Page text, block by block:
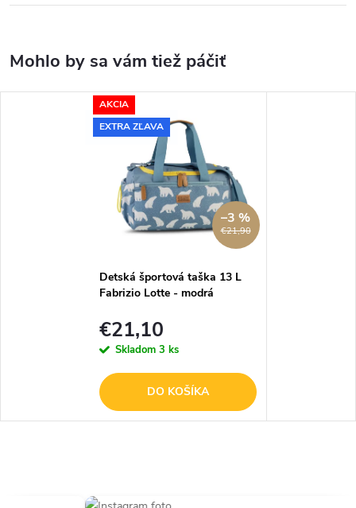
AKCIA
EXTRA ZĽAVA
€21,90
–3 %
Detská športová taška 13 L
Fabrizio Lotte - modrá
€21,10
Skladom 3 ks
DO KOŠÍKA